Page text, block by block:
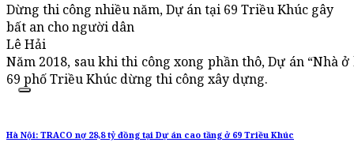
Dừng thi công nhiều năm, Dự án tại 69 Triều Khúc gây
bất an cho người dân
Lê Hải
Năm 2018, sau khi thi công xong phần thô, Dự án “Nhà
69 phố Triều Khúc dừng thi công xây dựng.
Hà Nội: TRACO nợ 28,8 tỷ đồng tại Dự án cao tầng ở 69 Triều Khúc